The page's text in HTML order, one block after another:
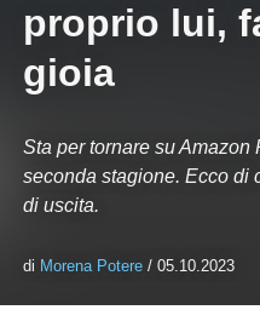
proprio lui,
gioia
Sta per tornare su
seconda stagione. Ecco di
di uscita.
di Morena Potere / 05.10.2023